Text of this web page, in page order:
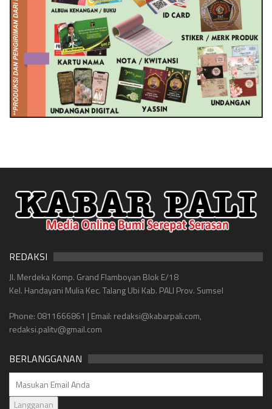
REDAKSI
Jl. Merdeka Komp. Grand Flamboyan Blok E/18
Kel. Handayani Mulia Kec. Talang Ubi Kab. PALI Prov. Sumsel
Phone: 0811666861 | Email: redaksi@kabarpali.com,
redaksi.palitv@gmail.com
BERLANGGANAN
Langganan